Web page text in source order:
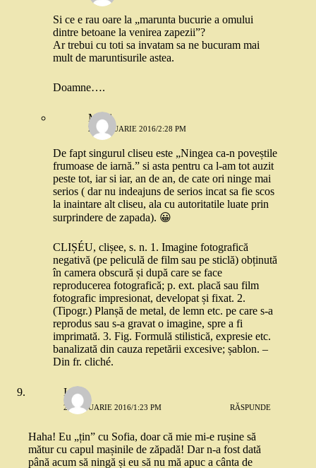
Si ce e rau oare la „marunta bucurie a omului
dintre betoane la venirea zapezii”?
Ar trebui cu toti sa invatam sa ne bucuram mai
mult de maruntisurile astea.
Doamne….
Moni
21 IANUARIE 2016/2:28 PM
De fapt singurul cliseu este „Ningea ca-n poveștile
frumoase de iarnă.” si asta pentru ca l-am tot auzit
peste tot, iar si iar, an de an, de cate ori ninge mai
serios ( dar nu indeajuns de serios incat sa fie scos
la inaintare alt cliseu, ala cu autoritatile luate prin
surprindere de zapada). 😀
CLIȘÉU, clișee, s. n. 1. Imagine fotografică
negativă (pe peliculă de film sau pe sticlă) obținută
în camera obscură și după care se face
reproducerea fotografică; p. ext. placă sau film
fotografic impresionat, developat și fixat. 2.
(Tipogr.) Planșă de metal, de lemn etc. pe care s-a
reprodus sau s-a gravat o imagine, spre a fi
imprimată. 3. Fig. Formulă stilistică, expresie etc.
banalizată din cauza repetării excesive; șablon. –
Din fr. cliché.
Ioana
21 IANUARIE 2016/1:23 PM RĂSPUNDE
Haha! Eu „țin” cu Sofia, doar că mie mi-e rușine să
mătur cu capul mașinile de zăpadă! Dar n-a fost dată
până acum să ningă și eu să nu mă apuc a cânta de